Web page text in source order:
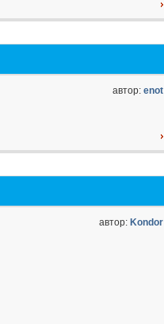
автор: enot
автор: Kondor